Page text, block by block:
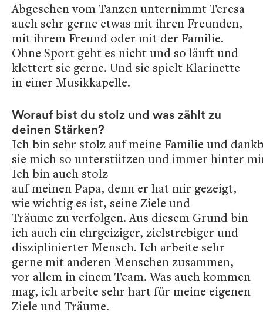
Abgesehen vom Tanzen unternimmt Teresa
auch sehr gerne etwas mit ihren Freunden,
mit ihrem Freund oder mit der Familie.
Ohne Sport geht es nicht und so läuft und
klettert sie gerne. Und sie spielt Klarinette
in einer Musikkapelle.
Worauf bist du stolz und was zählt zu
deinen Stärken?
Ich bin sehr stolz auf meine Familie und
sie mich so unterstützen und immer hinter
Ich bin auch stolz
auf meinen Papa, denn er hat mir gezeigt,
wie wichtig es ist, seine Ziele und
Träume zu verfolgen. Aus diesem Grund bin
ich auch ein ehrgeiziger, zielstrebiger und
disziplinierter Mensch. Ich arbeite sehr
gerne mit anderen Menschen zusammen,
vor allem in einem Team. Was auch kommen
mag, ich arbeite sehr hart für meine eigenen
Ziele und Träume.